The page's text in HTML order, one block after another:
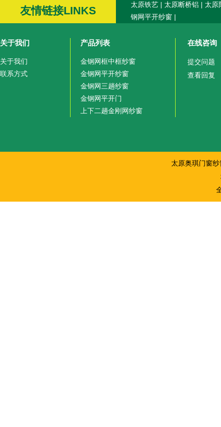
友情链接LINKS 太原铁艺 | 太原断桥铝 | 太原
钢网平开纱窗 |
关于我们
关于我们
联系方式
产品列表
金钢网框中框纱窗
金钢网平开纱窗
金钢网三趟纱窗
金钢网平开门
上下二趟金刚网纱窗
在线咨询
提交问题
查看回复
太原奥琪门窗